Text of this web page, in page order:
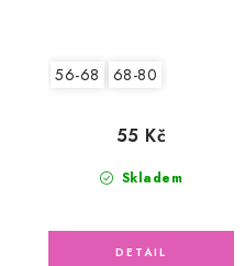
56-68 68-80
Skladem
55 Kč